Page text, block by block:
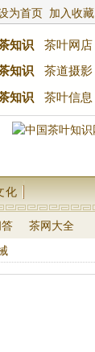
为首页 加入收藏
知识
茶叶网店
知识 茶道摄影
知识 茶叶信息
化
茶网大全